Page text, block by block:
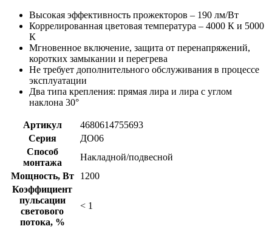
Высокая эффективность прожекторов – 190 лм/Вт
Коррелированная цветовая температура – 4000 К и 5000
К
Мгновенное включение, защита от перенапряжений,
коротких замыкании и перегрева
Не требует дополнительного обслуживания в процессе
эксплуатации
Два типа крепления: прямая лира и лира с углом
наклона 30°
Артикул
4680614755693
Серия
ДО06
Способ
монтажа
Накладной/подвесной
Мощность, Вт
1200
Коэффициент
пульсации
светового
потока, %
< 1